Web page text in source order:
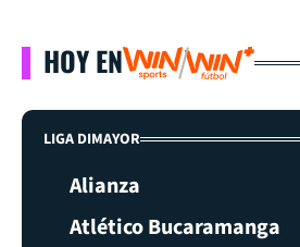
HOY EN
LIGA DIMAYOR
Alianza
Atlético Bucaramanga